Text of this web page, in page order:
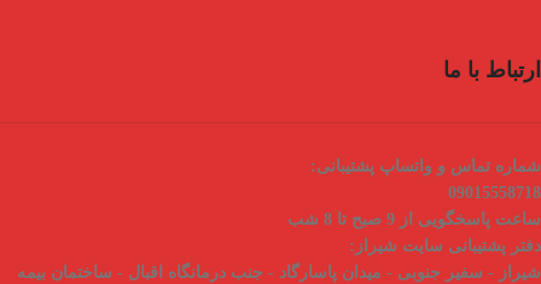
ارتباط با ما
شماره تماس و واتساپ پشتیبانی:
09015558718
ساعت پاسخگویی از 9 صبح تا 8 شب
دفتر پشتیبانی سایت شیراز:
شیراز - سفیر جنوبی - میدان پاسارگاد - جنب درمانگاه اقبال - ساختمان بیمه